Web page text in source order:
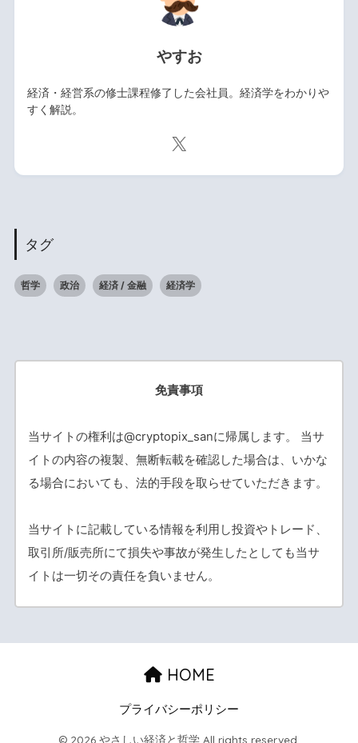
やすお
経済・経営系の修士課程修了した会社員。経済学をわかりや
すく解説。
タグ
哲学 政治 経済 / 金融 経済学
免責事項
当サイトの権利は@cryptopix_sanに帰属します。 当サ
イトの内容の複製、無断転載を確認した場合は、いかな
る場合においても、法的手段を取らせていただきます。
当サイトに記載している情報を利用し投資やトレード、
取引所/販売所にて損失や事故が発生したとしても当サ
イトは一切その責任を負いません。
HOME
プライバシーポリシー
© 2026 やさしい経済と哲学 All rights reserved.